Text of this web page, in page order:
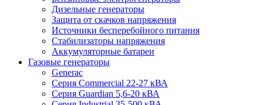
Дизельные генераторы
Защита от скачков напряжения
Источники бесперебойного питания
Стабилизаторы напряжения
Аккумуляторные батареи
Газовые генераторы
Generac
Серия Commercial 22-27 кВА
Серия Guardian 5,6-20 кВА